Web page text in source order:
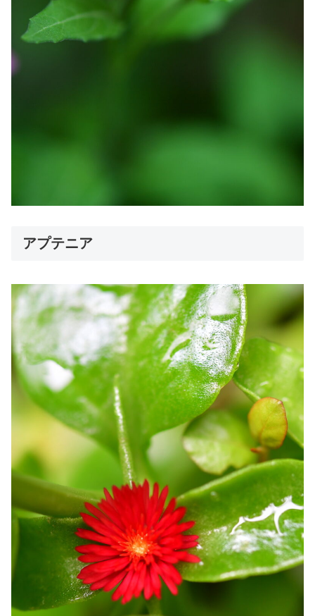
アプテニア